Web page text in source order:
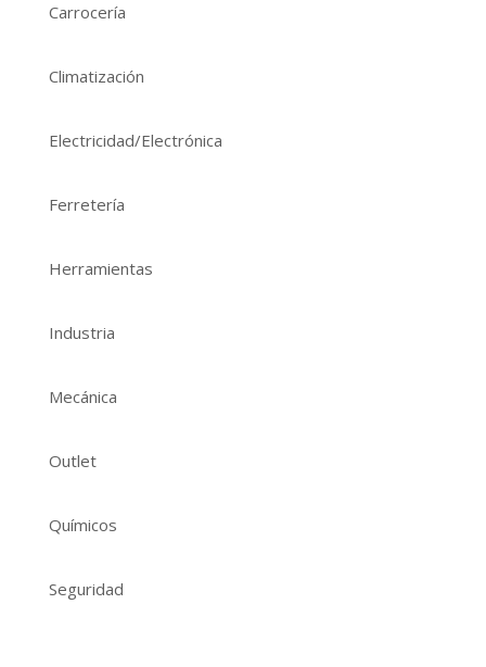
Carrocería
Climatización
Electricidad/Electrónica
Ferretería
Herramientas
Industria
Mecánica
Outlet
Químicos
Seguridad